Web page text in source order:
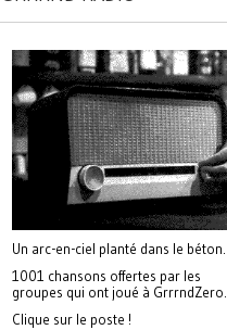
Un arc-en-ciel planté dans le béton.
1001 chansons offertes par les
groupes qui ont joué à GrrrndZero.
Clique sur le poste !